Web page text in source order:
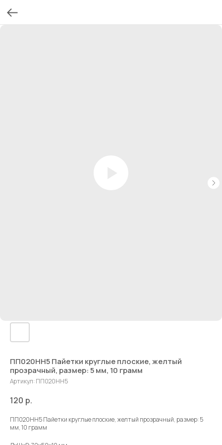
ПП020НН5 Пайетки круглые плоские, желтый
прозрачный, размер: 5 мм, 10 грамм
Артикул: ПП020НН5
120 р.
ПП020НН5 Пайетки круглые плоские, желтый прозрачный, размер: 5
мм, 10 грамм